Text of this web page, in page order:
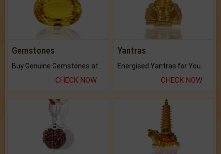
Gemstones
CHECK NOW
Yantras
Energised Yantras for You.
CHECK NOW